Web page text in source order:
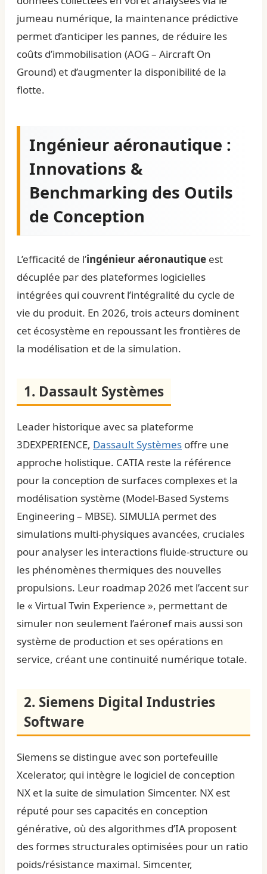
jumeau numérique, la maintenance prédictive
permet d’anticiper les pannes, de réduire les
coûts d’immobilisation (AOG – Aircraft On
Ground) et d’augmenter la disponibilité de la
flotte.
Ingénieur aéronautique :
Innovations &
Benchmarking des Outils
de Conception
L’efficacité de l’ingénieur aéronautique est
décuplée par des plateformes logicielles
intégrées qui couvrent l’intégralité du cycle de
vie du produit. En 2026, trois acteurs dominent
cet écosystème en repoussant les frontières de
la modélisation et de la simulation.
1. Dassault Systèmes
Leader historique avec sa plateforme
3DEXPERIENCE, Dassault Systèmes offre une
approche holistique. CATIA reste la référence
pour la conception de surfaces complexes et la
modélisation système (Model-Based Systems
Engineering – MBSE). SIMULIA permet des
simulations multi-physiques avancées, cruciales
pour analyser les interactions fluide-structure ou
les phénomènes thermiques des nouvelles
propulsions. Leur roadmap 2026 met l’accent sur
le « Virtual Twin Experience », permettant de
simuler non seulement l’aéronef mais aussi son
système de production et ses opérations en
service, créant une continuité numérique totale.
2. Siemens Digital Industries
Software
Siemens se distingue avec son portefeuille
Xcelerator, qui intègre le logiciel de conception
NX et la suite de simulation Simcenter. NX est
réputé pour ses capacités en conception
générative, où des algorithmes d’IA proposent
des formes structurales optimisées pour un ratio
poids/résistance maximal. Simcenter,